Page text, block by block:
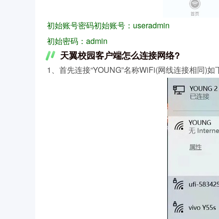
初始账号密码初始账号：useradmin
初始密码：admin
天翼校园客户端怎么连接网络?
1、首先连接“YOUNG”名称WiFi(网线连接相同)如